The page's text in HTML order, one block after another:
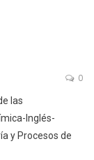
0
las
Inglés-
y Procesos de